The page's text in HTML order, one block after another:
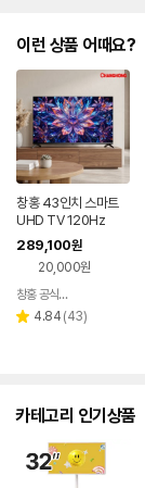
이런 상품 어때요?
창홍 43인치 스마트
UHD TV 120Hz
289,100원
20,000원
페이
창홍 공식스토어
별 4.84 리
(43)
카테고리 인기상품